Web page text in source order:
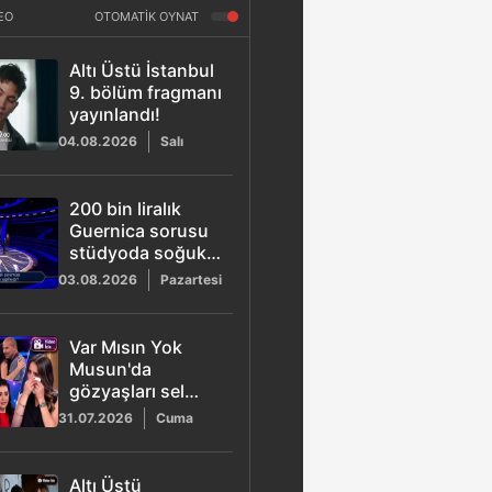
OTOMATİK OYNAT
Altı Üstü İstanbul
9. bölüm fragmanı
yayınlandı!
04.08.2026 Salı
200 bin liralık
Guernica sorusu
stüdyoda soğuk
rüzgarlar estirdi
03.08.2026 Pazartesi
Var Mısın Yok
Musun'da
gözyaşları sel
oldu: Eda vefat
eden babasını
hatırlayınca ağladı
31.07.2026 Cuma
Altı Üstü